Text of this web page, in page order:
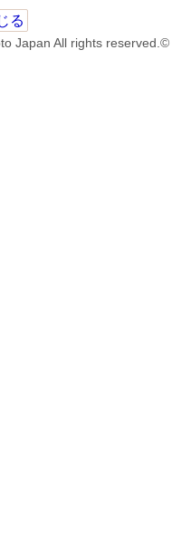
る
Japan All rights reserved.©